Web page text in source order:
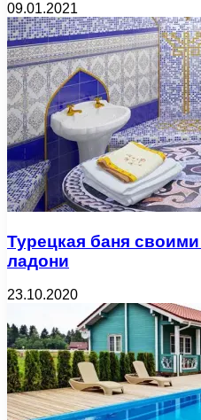
09.01.2021
Турецкая баня
ладони
23.10.2020